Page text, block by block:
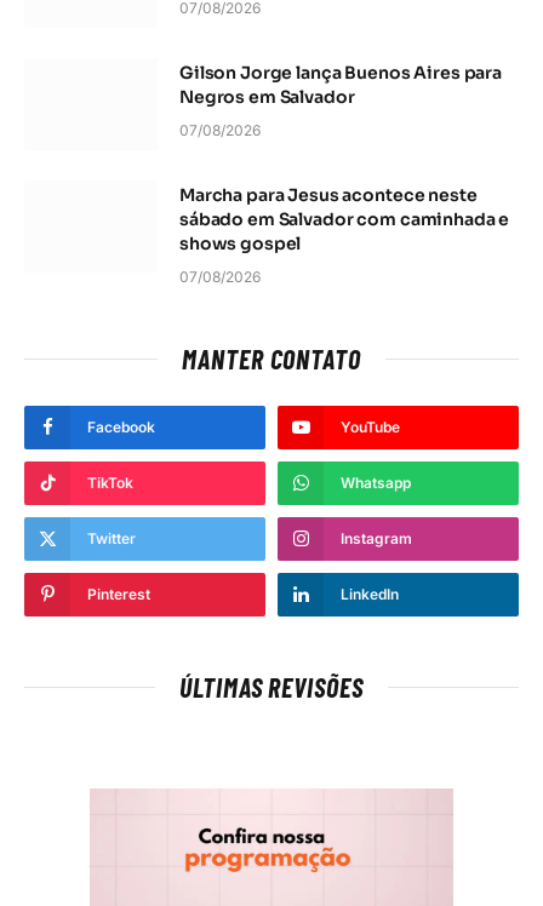
07/08/2026
Gilson Jorge lança Buenos Aires para
Negros em Salvador
07/08/2026
Marcha para Jesus acontece neste
sábado em Salvador com caminhada e
shows gospel
07/08/2026
MANTER CONTATO
Facebook YouTube
TikTok Whatsapp
Twitter Instagram
Pinterest LinkedIn
ÚLTIMAS REVISÕES